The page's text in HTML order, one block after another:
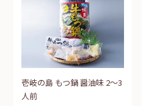
壱岐の島 もつ鍋 醤油味 2～3
人前